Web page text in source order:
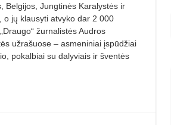
Belgijos, Jungtinės Karalystės ir
o jų klausyti atvyko dar 2 000
žurnalistės Audros
užrašuose – asmeniniai įspūdžiai
pokalbiai su dalyviais ir šventės